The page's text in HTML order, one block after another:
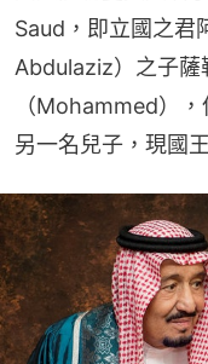
Saud，即立國之君
Abdulaziz）之子薩
（Mohammed）
另一名兒子，現國